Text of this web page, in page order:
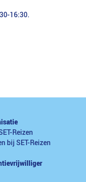
16:30.
Reizen
bij SET-Reizen